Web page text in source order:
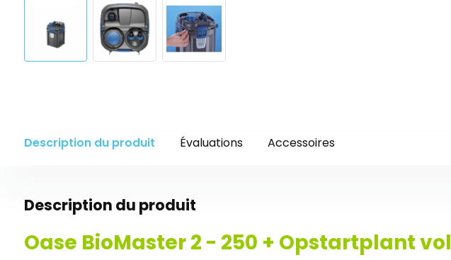
Description du produit Évaluations Accessoires
Description du produit
Oase BioMaster 2 - 250 + Opstartplant vol